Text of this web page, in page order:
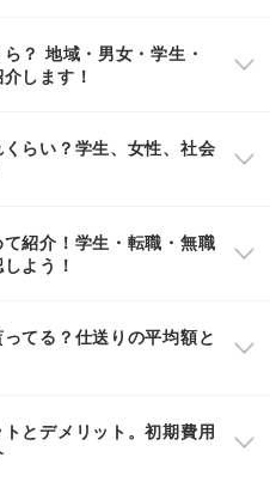
？ 地域・男女・学生・
します！
らい？学生、女性、社会
紹介！学生・転職・無職
よう！
てる？仕送りの平均額と
とデメリット。初期費用